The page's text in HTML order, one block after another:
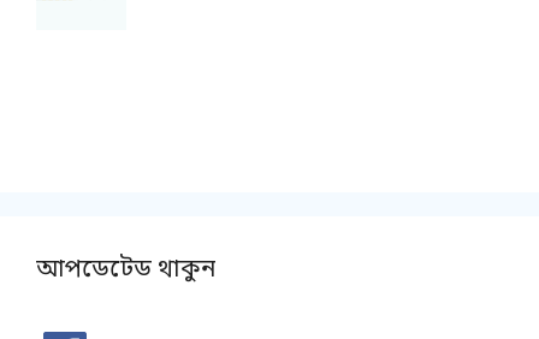
আপডেটেড থাকুন